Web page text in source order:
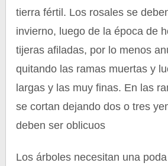
tierra fértil. Los rosales se
invierno, luego de la época de
tijeras afiladas, por lo menos
quitando las ramas muertas y
largas y las muy finas. En las
se cortan dejando dos o tres
deben ser oblicuos
Los árboles necesitan una